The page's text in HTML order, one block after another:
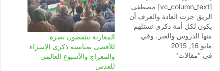
[vc_column_text] مصطفى
الريق جرت العادة والعرف أن
يكون لكل أمة ذكرى تستلهم
منها الدروس والعبر، وفي
مقدمة هذه الدروس والعبر
تكريم الرجال الذين صدقوا
مايو 16, 2015
في "مقالات"
المغاربة ينتفضون نصرة
للأقصى بمناسبة ذكرى الإسراء
والمعراج والأسبوع العالمي
للقدس